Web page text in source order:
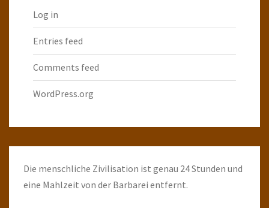
Log in
Entries feed
Comments feed
WordPress.org
Die menschliche Zivilisation ist genau 24 Stunden und
eine Mahlzeit von der Barbarei entfernt.